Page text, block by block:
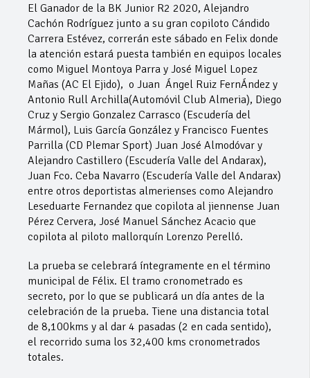
El Ganador de la BK Junior R2 2020, Alejandro
Cachón Rodríguez junto a su gran copiloto Cándido
Carrera Estévez, correrán este sábado en Felix donde
la atención estará puesta también en equipos locales
como Miguel Montoya Parra y José Miguel Lopez
Mañas (AC El Ejido), o Juan Ángel Ruiz FernÁndez y
Antonio Rull Archilla(Automóvil Club Almeria), Diego
Cruz y Sergio Gonzalez Carrasco (Escudería del
Mármol), Luis García González y Francisco Fuentes
Parrilla (CD Plemar Sport) Juan José Almodóvar y
Alejandro Castillero (Escudería Valle del Andarax),
Juan Fco. Ceba Navarro (Escudería Valle del Andarax)
entre otros deportistas almerienses como Alejandro
Leseduarte Fernandez que copilota al jiennense Juan
Pérez Cervera, José Manuel Sánchez Acacio que
copilota al piloto mallorquín Lorenzo Perelló.
La prueba se celebrará íntegramente en el término
municipal de Félix. El tramo cronometrado es
secreto, por lo que se publicará un día antes de la
celebración de la prueba. Tiene una distancia total
de 8,100kms y al dar 4 pasadas (2 en cada sentido),
el recorrido suma los 32,400 kms cronometrados
totales.